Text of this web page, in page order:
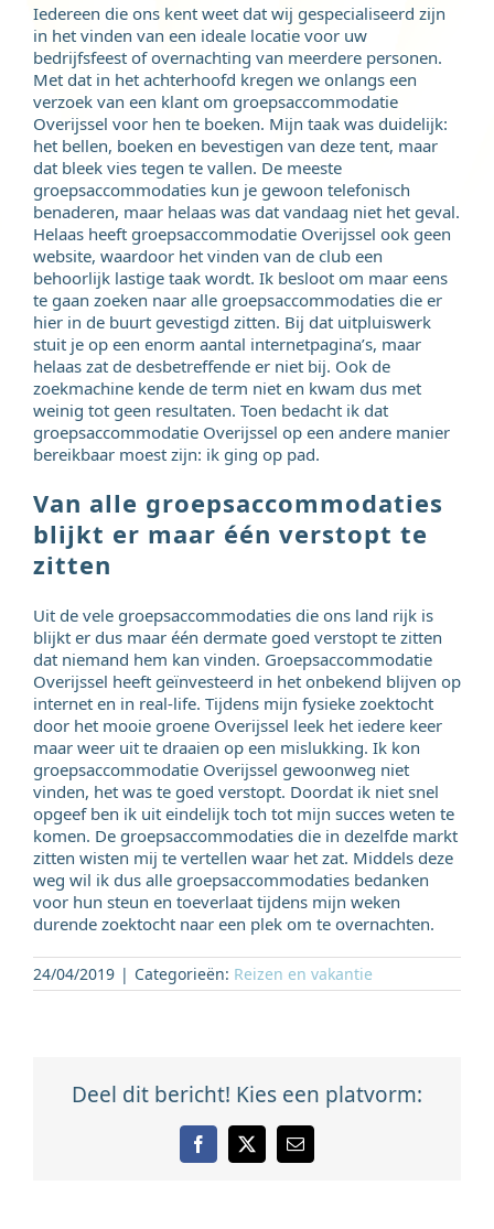
Iedereen die ons kent weet dat wij gespecialiseerd zijn
in het vinden van een ideale locatie voor uw
bedrijfsfeest of overnachting van meerdere personen.
Met dat in het achterhoofd kregen we onlangs een
verzoek van een klant om groepsaccommodatie
Overijssel voor hen te boeken. Mijn taak was duidelijk:
het bellen, boeken en bevestigen van deze tent, maar
dat bleek vies tegen te vallen. De meeste
groepsaccommodaties kun je gewoon telefonisch
benaderen, maar helaas was dat vandaag niet het geval.
Helaas heeft groepsaccommodatie Overijssel ook geen
website, waardoor het vinden van de club een
behoorlijk lastige taak wordt. Ik besloot om maar eens
te gaan zoeken naar alle groepsaccommodaties die er
hier in de buurt gevestigd zitten. Bij dat uitpluiswerk
stuit je op een enorm aantal internetpagina’s, maar
helaas zat de desbetreffende er niet bij. Ook de
zoekmachine kende de term niet en kwam dus met
weinig tot geen resultaten. Toen bedacht ik dat
groepsaccommodatie Overijssel op een andere manier
bereikbaar moest zijn: ik ging op pad.
Van alle groepsaccommodaties
blijkt er maar één verstopt te
zitten
Uit de vele groepsaccommodaties die ons land rijk is
blijkt er dus maar één dermate goed verstopt te zitten
dat niemand hem kan vinden. Groepsaccommodatie
Overijssel heeft geïnvesteerd in het onbekend blijven op
internet en in real-life. Tijdens mijn fysieke zoektocht
door het mooie groene Overijssel leek het iedere keer
maar weer uit te draaien op een mislukking. Ik kon
groepsaccommodatie Overijssel gewoonweg niet
vinden, het was te goed verstopt. Doordat ik niet snel
opgeef ben ik uit eindelijk toch tot mijn succes weten te
komen. De groepsaccommodaties die in dezelfde markt
zitten wisten mij te vertellen waar het zat. Middels deze
weg wil ik dus alle groepsaccommodaties bedanken
voor hun steun en toeverlaat tijdens mijn weken
durende zoektocht naar een plek om te overnachten.
24/04/2019 | Categorieën: Reizen en vakantie
Deel dit bericht! Kies een platvorm:
Facebook
X
E-
mail